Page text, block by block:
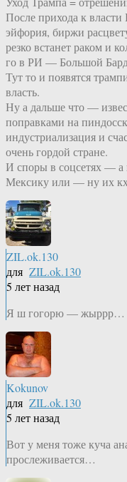
После прихода к власти
эйфория, биржи
резко встанет раком и
го в РИ — Большой
Тут то и появятся
власть.
Ну а дальше что —
поправками на
индустриализация и
очень гордой стране.
И споры в соцсетях — а
Мексику или — ну их
ZIL.ok.130
для ZIL.ok.130
5 лет назад
Я ш гогорю — жыррр…
Kokunov
для ZIL.ok.130
5 лет назад
Вот у меня тоже куча
прослеживается…